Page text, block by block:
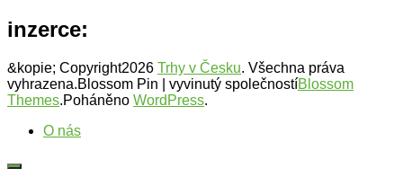
inzerce:
&kopie; Copyright2026 Trhy v Česku. Všechna práva
vyhrazena.Blossom Pin | vyvinutý společnostíBlossom
Themes.Poháněno WordPress.
O nás